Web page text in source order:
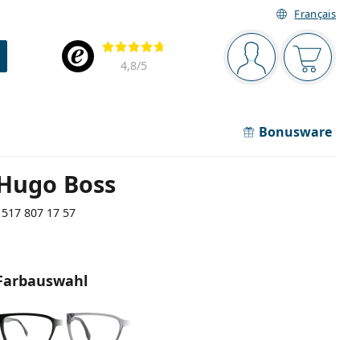
Français
Navigationsleiste
Sie sind Der
Bewertung
4,8/5
Bonusware
Boss
807 17 57